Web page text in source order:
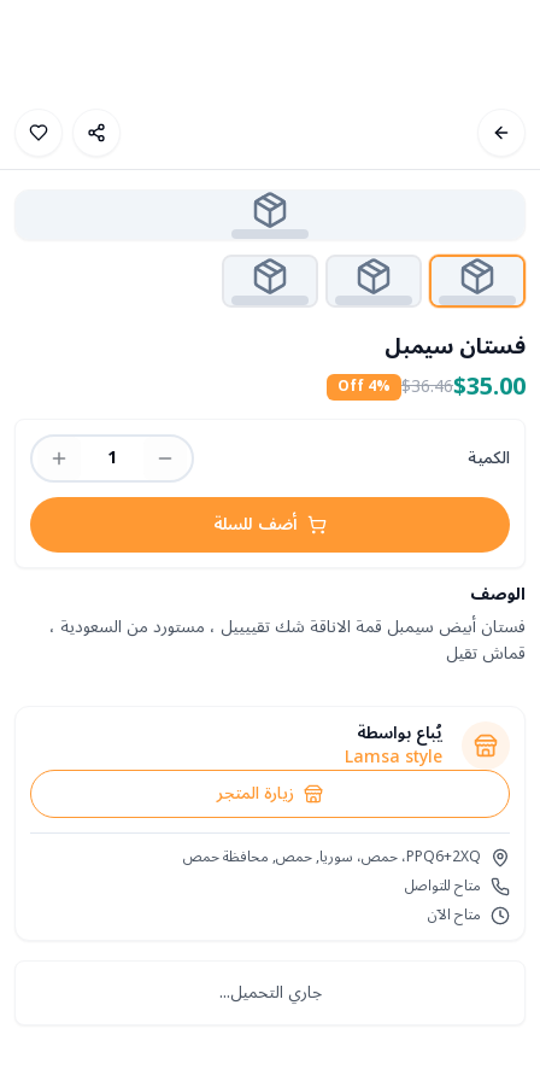
فستان سيمبل
$35.00
$36.46
4% Off
الكمية
1
أضف للسلة
الوصف
فستان أبيض سيمبل قمة الاناقة شك تقييييل ، مستورد من السعودية ،
قماش تقيل
يُباع بواسطة
Lamsa style
زيارة المتجر
PPQ6+2XQ، حمص، سوريا, حمص, محافظة حمص
متاح للتواصل
متاح الآن
جاري التحميل...